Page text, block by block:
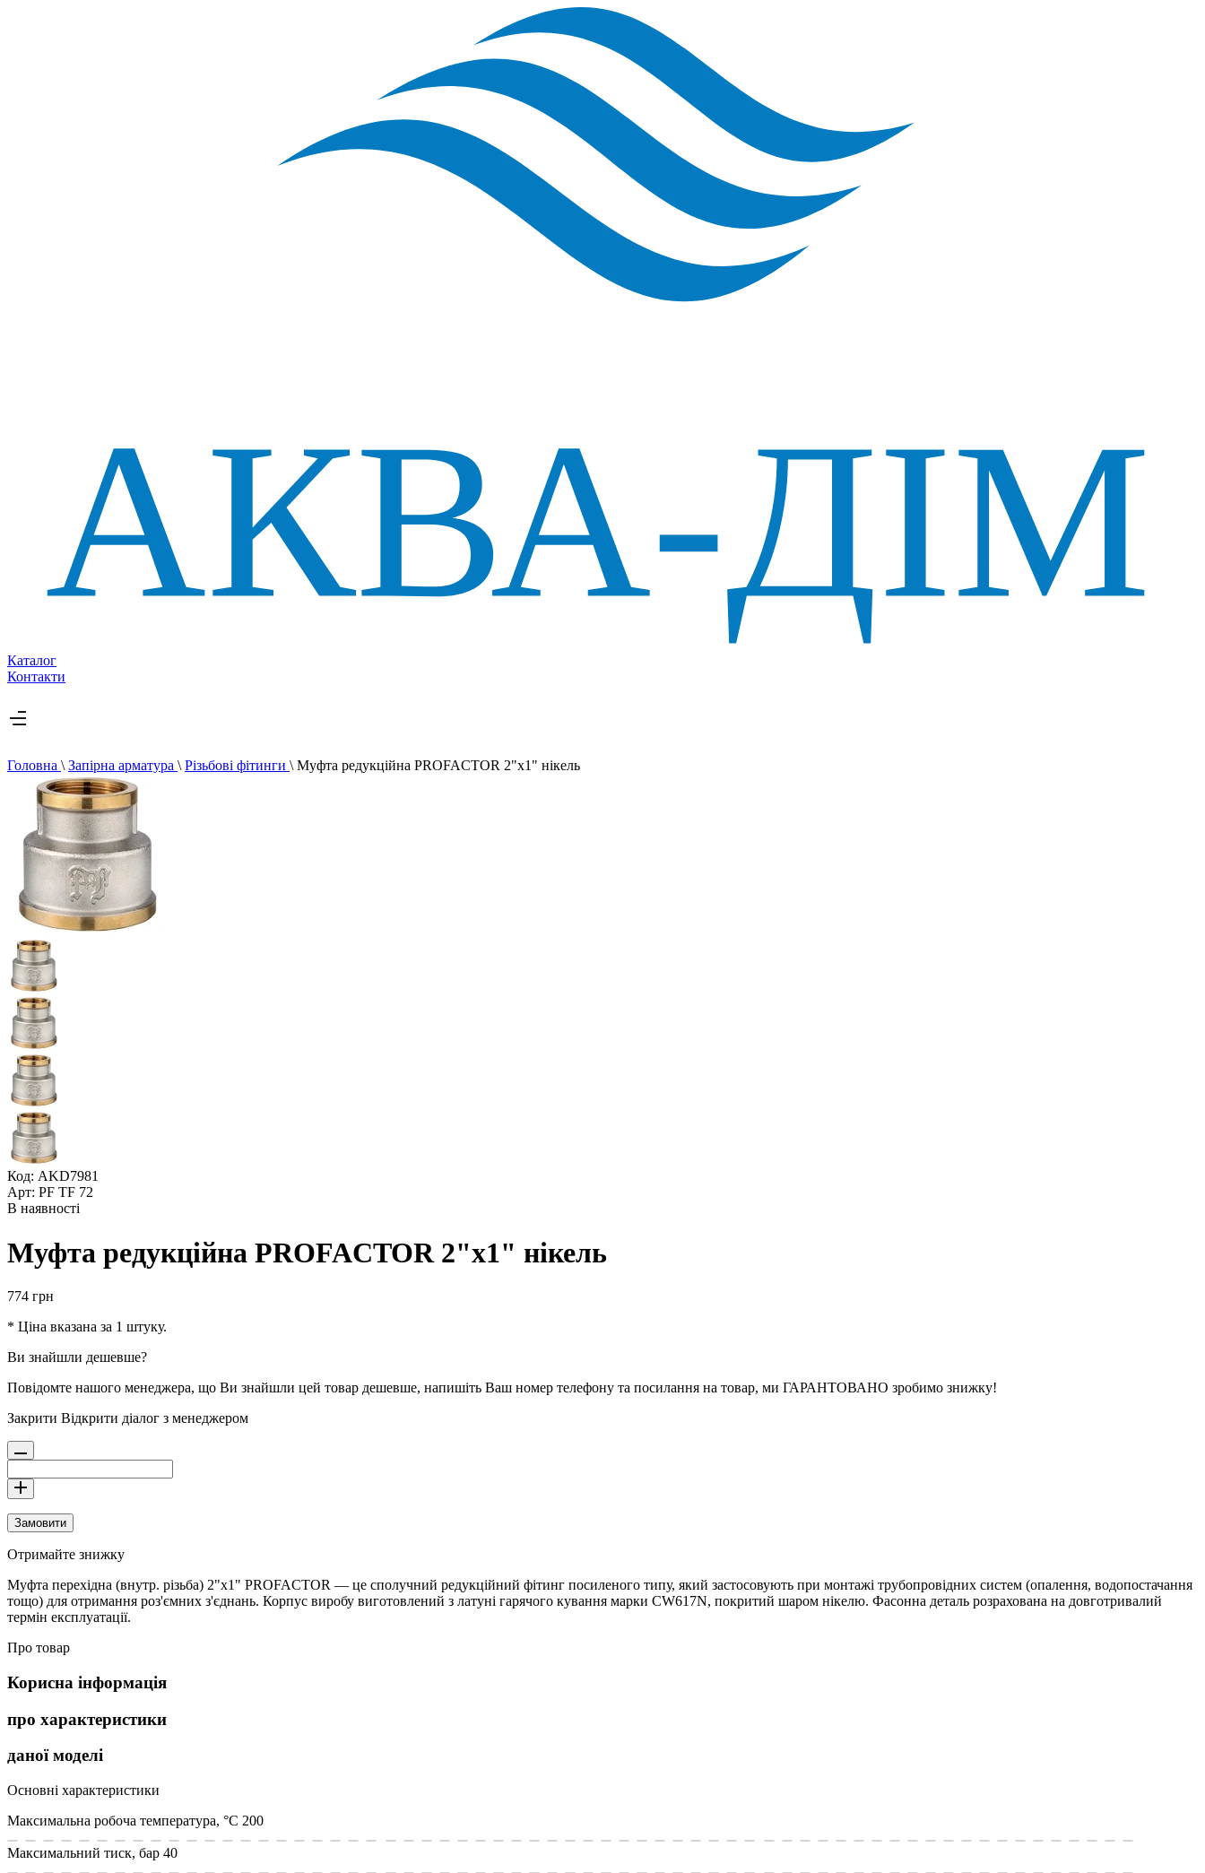
Каталог
Контакти
Головна \ Запірна арматура \ Різьбові фітинги \ Муфта редукційна PROFACTOR 2"x1" нікель
Код: AKD7981
Арт: PF TF 72
В наявності
Муфта редукційна PROFACTOR 2"x1" нікель
774 грн
* Ціна вказана за 1 штуку.
Ви знайшли дешевше?
Повідомте нашого менеджера, що Ви знайшли цей товар дешевше, напишіть Ваш номер телефону та посилання на товар, ми ГАРАНТОВАНО зробимо знижку!
Закрити Відкрити діалог з менеджером
Замовити
Отримайте знижку
Муфта перехідна (внутр. різьба) 2"x1" PROFACTOR — це сполучний редукційний фітинг посиленого типу, який застосовують при монтажі трубопровідних систем (опалення, водопостачання
тощо) для отримання роз'ємних з'єднань. Корпус виробу виготовлений з латуні гарячого кування марки CW617N, покритий шаром нікелю. Фасонна деталь розрахована на довготривалий
термін експлуатації.
Про товар
Корисна інформація
про характеристики
даної моделі
Основні характеристики
Максимальна робоча температура, °С 200
Максимальний тиск, бар 40